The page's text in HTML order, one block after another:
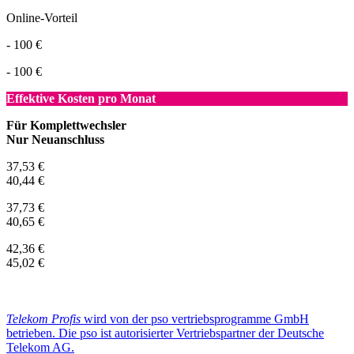
Online-Vorteil
- 100 €
- 100 €
Effektive Kosten pro Monat
Für Komplettwechsler
Nur Neuanschluss
37,53 €
40,44 €
37,73 €
40,65 €
42,36 €
45,02 €
Telekom Profis wird von der pso vertriebsprogramme GmbH
betrieben. Die pso ist autorisierter Vertriebspartner der Deutsche
Telekom AG.